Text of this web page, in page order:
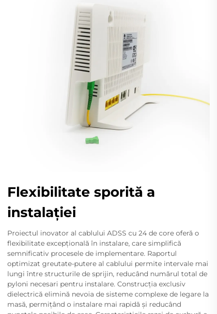
Flexibilitate sporită a
instalaţiei
Proiectul inovator al cablului ADSS cu 24 de core oferă o
flexibilitate excepțională în instalare, care simplifică
semnificativ procesele de implementare. Raportul
optimizat greutate-putere al cablului permite intervale mai
lungi între structurile de sprijin, reducând numărul total de
pyloni necesari pentru instalare. Construcția exclusiv
dielectrică elimină nevoia de sisteme complexe de legare la
masă, permițând o instalare mai rapidă și reducând